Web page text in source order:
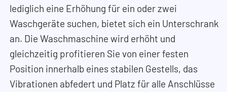
lediglich eine Erhöhung für ein oder zwei
Waschgeräte suchen, bietet sich ein Unterschrank
an. Die Waschmaschine wird erhöht und
gleichzeitig profitieren Sie von einer festen
Position innerhalb eines stabilen Gestells, das
Vibrationen abfedert und Platz für alle Anschlüsse